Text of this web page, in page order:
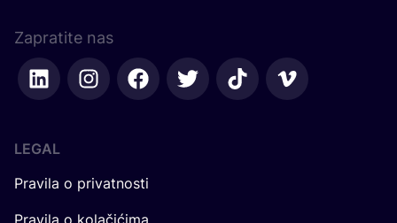
Zapratite nas
LEGAL
Pravila o privatnosti
Pravila o kolačićima